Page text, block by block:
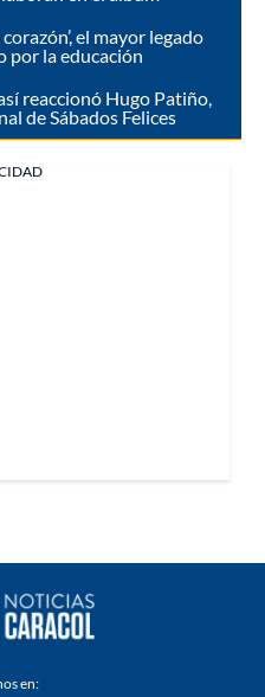
el mayor legado
por la educación
reaccionó Hugo Patiño,
de Sábados Felices
en: